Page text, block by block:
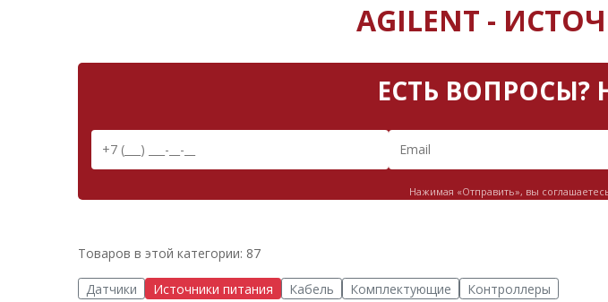
AGILENT -
ЕСТЬ
Нажимая «Отправить», вы
Товаров в этой категории: 87
Датчики Источники питания Кабель Комплектующие Контроллеры